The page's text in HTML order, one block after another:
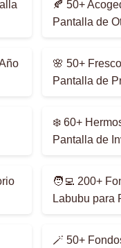
🍂 50+
Pantalla de
🌸 50+
Pantalla de
❄️ 60+
Pantalla de
🧑‍💻 200+
Labubu para
🪄 50+